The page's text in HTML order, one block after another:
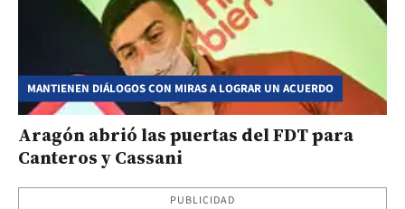
MANTIENEN DIÁLOGOS CON MIRAS A LOGRAR UN ACUERDO
Aragón abrió las puertas del FDT para
Canteros y Cassani
PUBLICIDAD